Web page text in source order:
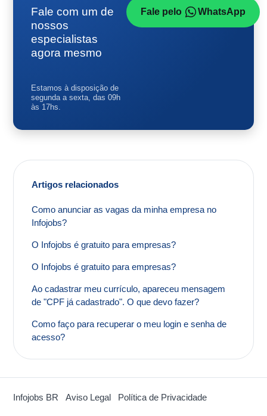
Fale com um de
nossos
especialistas
agora mesmo
Estamos à disposição de
segunda a sexta, das 09h
às 17hs.
Fale pelo WhatsApp
Artigos relacionados
Como anunciar as vagas da minha empresa no
Infojobs?
O Infojobs é gratuito para empresas?
O Infojobs é gratuito para empresas?
Ao cadastrar meu currículo, apareceu mensagem
de "CPF já cadastrado". O que devo fazer?
Como faço para recuperar o meu login e senha de
acesso?
Infojobs BR Aviso Legal Política de Privacidade